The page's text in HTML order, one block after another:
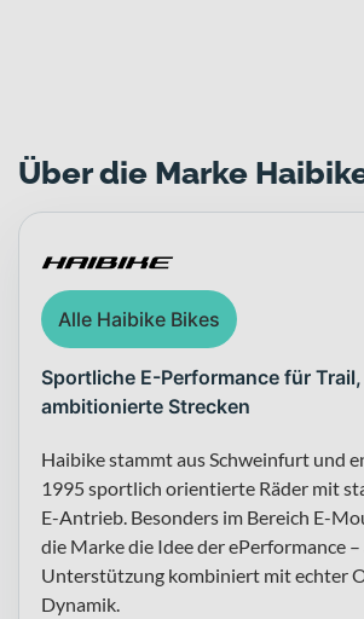
Über die Marke
Alle Haibike Bikes
Sportliche E-Performance für
ambitionierte Strecken
Haibike stammt aus Schweinfurt und
1995 sportlich orientierte Räder mit
E-Antrieb. Besonders im Bereich E-
die Marke die Idee der ePerformance
Unterstützung kombiniert mit echter
Dynamik.